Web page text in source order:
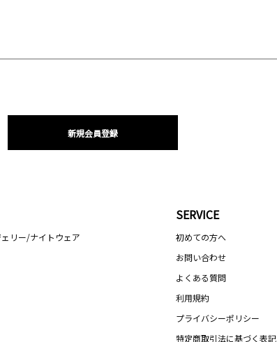
新規会員登録
ェリー/ナイトウェア
SERVICE
初めての方へ
お問い合わせ
よくある質問
利用規約
プライバシーポリシー
特定商取引法に基づく表記